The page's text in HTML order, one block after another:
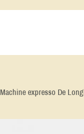
Machine expresso De